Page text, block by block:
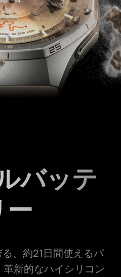
バッテ
ー
、約21日間使えるパ
革新的なハイシリコン